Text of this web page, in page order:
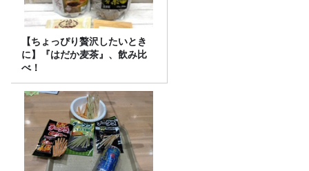
【ちょっぴり贅沢したいとき
に】『はだか麦茶』、飲み比
べ！